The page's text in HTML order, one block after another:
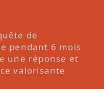
de
pendant 6 mois
une réponse et
valorisante